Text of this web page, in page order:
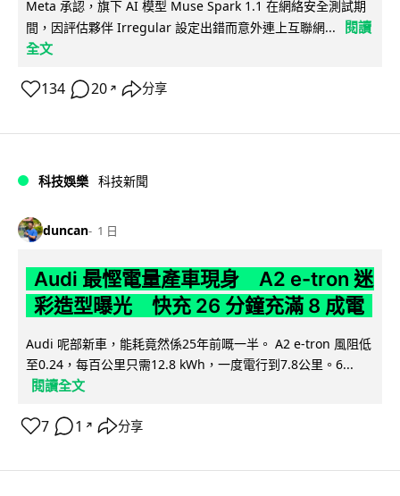
Meta 承認，旗下 AI 模型 Muse Spark 1.1 在網絡安全測試期
間，因評估夥伴 Irregular 設定出錯而意外連上互聯網...
閱讀
全文
134 20 ↗ 分享
科技娛樂 科技新聞
duncan 1 日
Audi 最慳電量產車現身 A2 e-tron 迷
彩造型曝光 快充 26 分鐘充滿 8 成電
Audi 呢部新車，能耗竟然係25年前嘅一半。 A2 e-tron 風阻低
至0.24，每百公里只需12.8 kWh，一度電行到7.8公里。6...
閱讀全文
7 1 ↗ 分享